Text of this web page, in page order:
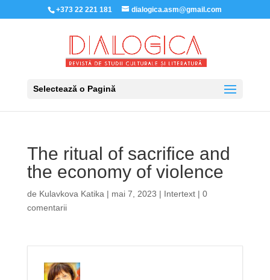
+373 22 221 181 dialogica.asm@gmail.com
Selectează o Pagină
The ritual of sacrifice and
the economy of violence
de Kulavkova Katika | mai 7, 2023 | Intertext| 0
comentarii